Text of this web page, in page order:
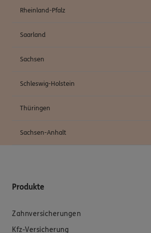
Rheinland-Pfalz
Saarland
Sachsen
Schleswig-Holstein
Thüringen
Sachsen-Anhalt
Produkte
Zahnversicherungen
Kfz-Versicherung